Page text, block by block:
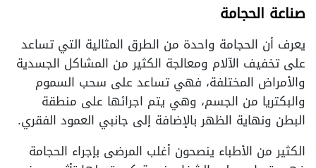
صناعة الحجامة
يعرف أن الحجامة واحدة من الطرق المثالية التي تساعد
على تخفيف الآلام ومعالجة الكثير من المشاكل الجسدية
والأمراض المختلفة، فهي تساعد على سحب السموم
والبكتريا من الجسم، وهي يتم اجرائها على منطقة
البطن ونهاية الظهر بالإضافة إلى جانبي العمود الفقري.
الكثير من الأطباء ينصحون أغلب المرضى بإجراء الحجامة